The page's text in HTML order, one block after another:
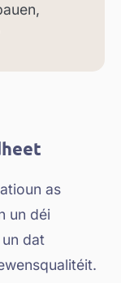
as
un déi
dat